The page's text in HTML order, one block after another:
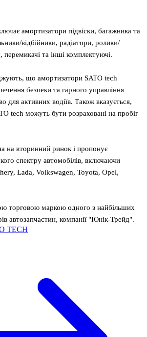
амортизатори підвіски, багажника та
відбійники, радіатори, ролики/
та інші комплектуючі.
що амортизатори SATO tech
безпеки та гарного управління
для активних водіїв. Також вказується,
tech можуть бути розраховані на пробіг
на вторинний ринок і пропонує
спектру автомобілів, включаючи
Lada, Volkswagen, Toyota, Opel,
торговою маркою одного з найбільших
автозапчастин, компанії "Юнік-Трейд".
TECH